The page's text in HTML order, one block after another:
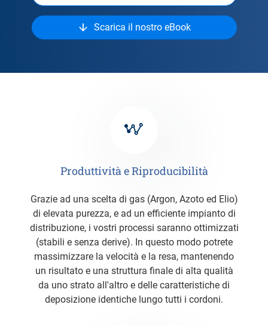
Scarica il nostro eBook
Produttività e Riproducibilità
Grazie ad una scelta di gas (Argon, Azoto ed Elio)
di elevata purezza, e ad un efficiente impianto di
distribuzione, i vostri processi saranno ottimizzati
(stabili e senza derive). In questo modo potrete
massimizzare la velocità e la resa, mantenendo
un risultato e una struttura finale di alta qualità
da uno strato all'altro e delle caratteristiche di
deposizione identiche lungo tutti i cordoni.